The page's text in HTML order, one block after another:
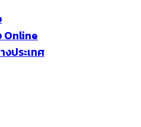
Online
ประเทศ